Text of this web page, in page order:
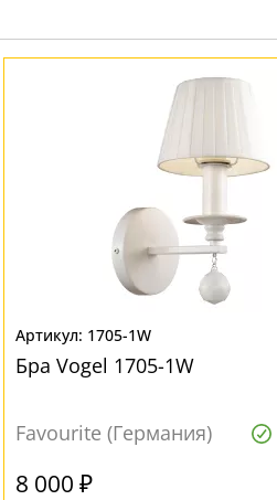
1705-1W
Бра Vogel 1705-1W
Favourite (Германия)
8 000 ₽